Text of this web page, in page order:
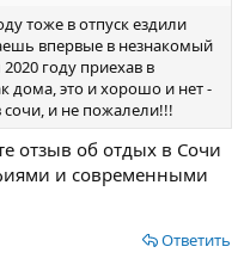
тоже в отпуск ездили
впервые в незнакомый
году приехав в
дома, это и хорошо и нет -
и не пожалели!!!
отзыв об отдых в Сочи
и современными
Ответить